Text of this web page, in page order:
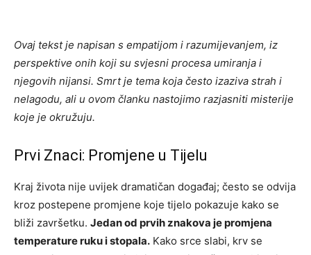
Ovaj tekst je napisan s empatijom i razumijevanjem, iz
perspektive onih koji su svjesni procesa umiranja i
njegovih nijansi. Smrt je tema koja često izaziva strah i
nelagodu, ali u ovom članku nastojimo razjasniti misterije
koje je okružuju.
Prvi Znaci: Promjene u Tijelu
Kraj života nije uvijek dramatičan događaj; često se odvija
kroz postepene promjene koje tijelo pokazuje kako se
bliži završetku. Jedan od prvih znakova je promjena
temperature ruku i stopala. Kako srce slabi, krv se